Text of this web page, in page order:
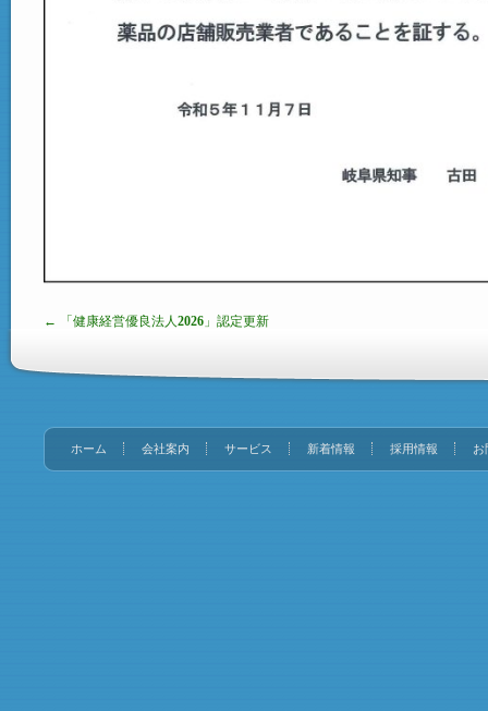
← 「健康経営優良法人2026」認定更新
ホーム 会社案内 サービス 新着情報 採用情報 お